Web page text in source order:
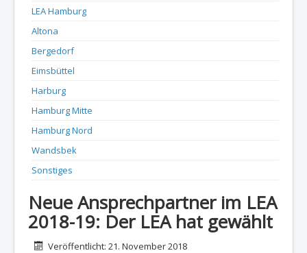
Informationen
Kontakt
LEA Hamburg
Altona
Bergedorf
Eimsbüttel
Harburg
Hamburg Mitte
Hamburg Nord
Wandsbek
Sonstiges
Neue Ansprechpartner im LEA
2018-19: Der LEA hat gewählt
DetailsVeröffentlicht: 21. November 2018